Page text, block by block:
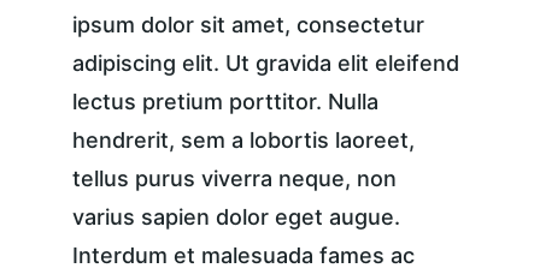
ipsum dolor sit amet, consectetur
adipiscing elit. Ut gravida elit eleifend
lectus pretium porttitor. Nulla
hendrerit, sem a lobortis laoreet,
tellus purus viverra neque, non
varius sapien dolor eget augue.
Interdum et malesuada fames ac